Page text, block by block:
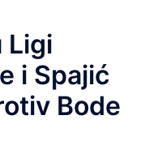
Ligi
i Spajić
Bode